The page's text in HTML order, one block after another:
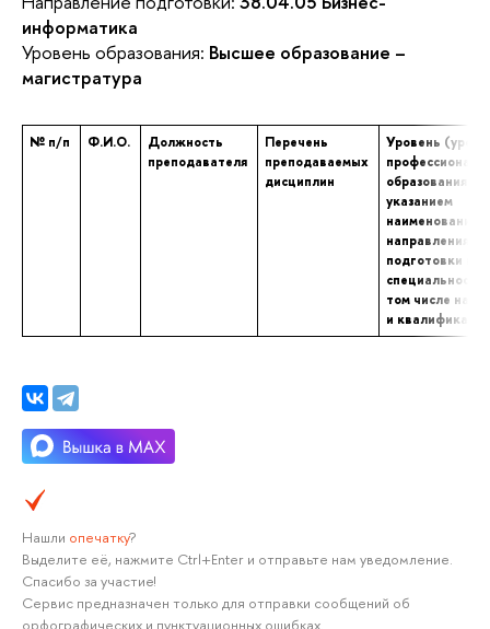
информатика
Уровень образования: Высшее образование –
магистратура
№ п/п Ф.И.О.
Должность
преподавателя
Перечень
преподаваемых
дисциплин
Уровень
образования с
указанием
наименования
направления
подготовки и
том числе
и
Нашли опечатку?
Выделите её, нажмите Ctrl+Enter и отправьте нам уведомление.
Спасибо за участие!
Сервис предназначен только для отправки сообщений об
орфографических и пунктуационных ошибках.